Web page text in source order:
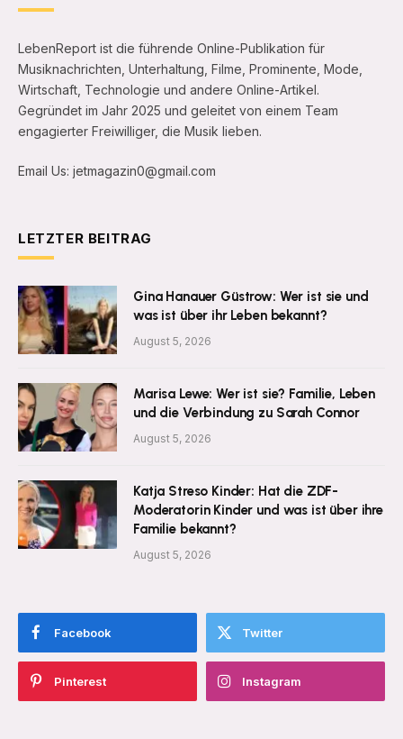
LebenReport ist die führende Online-Publikation für
Musiknachrichten, Unterhaltung, Filme, Prominente, Mode,
Wirtschaft, Technologie und andere Online-Artikel.
Gegründet im Jahr 2025 und geleitet von einem Team
engagierter Freiwilliger, die Musik lieben.
Email Us: jetmagazin0@gmail.com
LETZTER BEITRAG
Gina Hanauer Güstrow: Wer ist sie und
was ist über ihr Leben bekannt?
August 5, 2026
Marisa Lewe: Wer ist sie? Familie, Leben
und die Verbindung zu Sarah Connor
August 5, 2026
Katja Streso Kinder: Hat die ZDF-
Moderatorin Kinder und was ist über ihre
Familie bekannt?
August 5, 2026
Facebook Twitter
Pinterest Instagram